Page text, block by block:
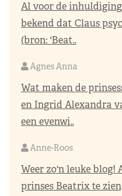
Al voor de
bekend dat Claus
(bron: 'Beat..
Agnes Anna
Wat maken de
en Ingrid Alexandra
een evenwi..
Anne-Roos
Weer zo'n leuke
prinses Beatrix te